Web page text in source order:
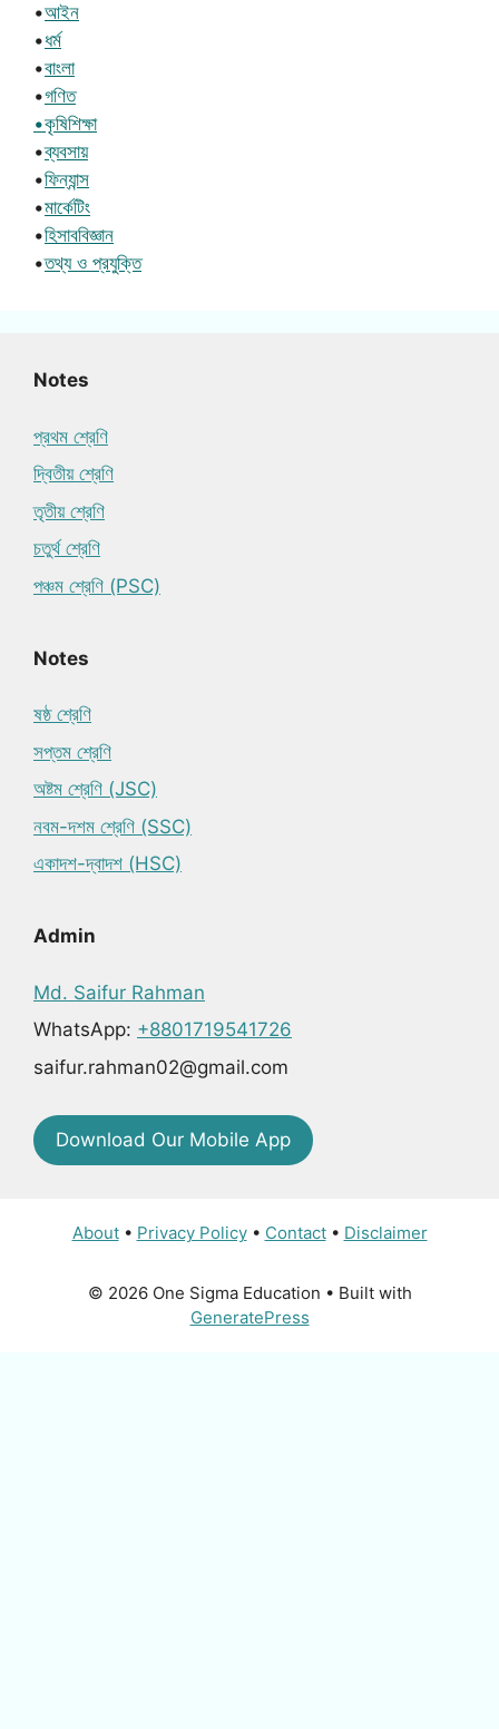
•আইন
•ধর্ম
•বাংলা
•গণিত
•কৃষিশিক্ষা
•ব্যবসায়
•ফিন্যান্স
•মার্কেটিং
•হিসাববিজ্ঞান
•তথ্য ও প্রযুক্তি
Notes
প্রথম শ্রেণি
দ্বিতীয় শ্রেণি
তৃতীয় শ্রেণি
চতুর্থ শ্রেণি
পঞ্চম শ্রেণি (PSC)
Notes
ষষ্ঠ শ্রেণি
সপ্তম শ্রেণি
অষ্টম শ্রেণি (JSC)
নবম-দশম শ্রেণি (SSC)
একাদশ-দ্বাদশ (HSC)
Admin
Md. Saifur Rahman
WhatsApp: +8801719541726
saifur.rahman02@gmail.com
Download Our Mobile App
About• Privacy Policy• Contact• Disclaimer
© 2026 One Sigma Education • Built with
GeneratePress